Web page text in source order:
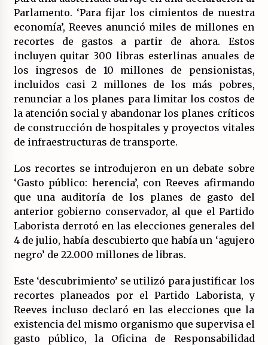
¿Por qué la «unidad de las izquierdas» es un
callejón sin salida?
19/07/2026
Polarizada y movilizada, la ciudadanía no se
queda en casa.
19/07/2026
Llamamiento por el 18 julio del Encuentro
Estatal por la República.
17/07/2026
La OTAN acelera la militarización industrial
con un nuevo modelo de producción
Actos en Valencia y Alicante contra la
represión del activismo por Palestina.
16/07/2026
Parlamento. ‘Para fijar los cimientos de nuestra
economía’, Reeves anunció miles de millones en
recortes de gastos a partir de ahora. Estos
incluyen quitar 300 libras esterlinas anuales de
los ingresos de 10 millones de pensionistas,
incluidos casi 2 millones de los más pobres,
renunciar a los planes para limitar los costos de
la atención social y abandonar los planes críticos
de construcción de hospitales y proyectos vitales
de infraestructuras de transporte.
Los recortes se introdujeron en un debate sobre
‘Gasto público: herencia’, con Reeves afirmando
que una auditoría de los planes de gasto del
anterior gobierno conservador, al que el Partido
Laborista derrotó en las elecciones generales del
4 de julio, había descubierto que había un ‘agujero
negro’ de 22.000 millones de libras.
Este ‘descubrimiento’ se utilizó para justificar los
recortes planeados por el Partido Laborista, y
Reeves incluso declaró en las elecciones que la
existencia del mismo organismo que supervisa el
gasto público, la Oficina de Responsabilidad